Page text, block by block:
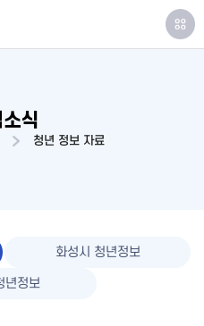
식
청년 정보 자료
화성시 청년정보
년정보